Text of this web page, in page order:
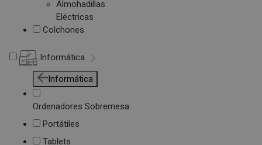
Almohadillas
Eléctricas
Colchones
Informática
Informática
Ordenadores Sobremesa
Portátiles
Tablets